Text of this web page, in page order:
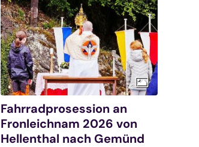
Fahrradprosession an
Fronleichnam 2026 von
Hellenthal nach Gemünd